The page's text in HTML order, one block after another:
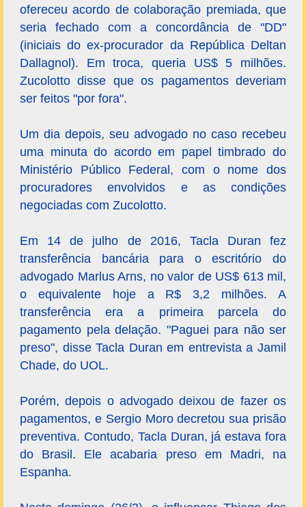
ofereceu acordo de colaboração premiada, que
seria fechado com a concordância de "DD"
(iniciais do ex-procurador da República Deltan
Dallagnol). Em troca, queria US$ 5 milhões.
Zucolotto disse que os pagamentos deveriam
ser feitos "por fora".
Um dia depois, seu advogado no caso recebeu
uma minuta do acordo em papel timbrado do
Ministério Público Federal, com o nome dos
procuradores envolvidos e as condições
negociadas com Zucolotto.
Em 14 de julho de 2016, Tacla Duran fez
transferência bancária para o escritório do
advogado Marlus Arns, no valor de US$ 613 mil,
o equivalente hoje a R$ 3,2 milhões. A
transferência era a primeira parcela do
pagamento pela delação. "Paguei para não ser
preso", disse Tacla Duran em entrevista a Jamil
Chade, do UOL.
Porém, depois o advogado deixou de fazer os
pagamentos, e Sergio Moro decretou sua prisão
preventiva. Contudo, Tacla Duran, já estava fora
do Brasil. Ele acabaria preso em Madri, na
Espanha.